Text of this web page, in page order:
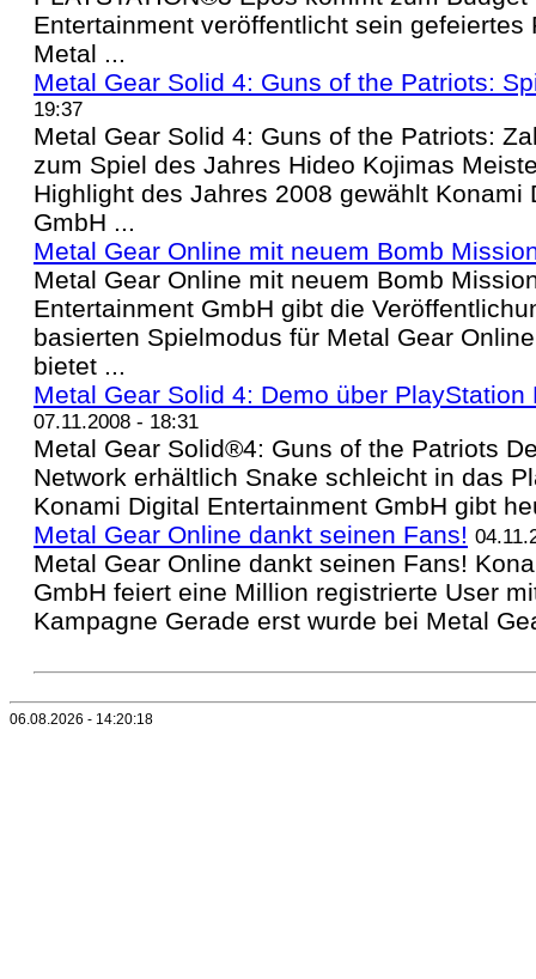
Entertainment veröffentlicht sein gefeiertes
Metal ...
Metal Gear Solid 4: Guns of the Patriots:
19:37
Metal Gear Solid 4: Guns of the Patriots:
zum Spiel des Jahres Hideo Kojimas
Highlight des Jahres 2008 gewählt Konami
GmbH ...
Metal Gear Online mit neuem Bomb
Metal Gear Online mit neuem Bomb
Entertainment GmbH gibt die
basierten Spielmodus für Metal Gear
bietet ...
Metal Gear Solid 4: Demo über PlayStation
07.11.2008 - 18:31
Metal Gear Solid®4: Guns of the Patriots
Network erhältlich Snake schleicht in das
Konami Digital Entertainment GmbH gibt
Metal Gear Online dankt seinen Fans!
Metal Gear Online dankt seinen Fans!
GmbH feiert eine Million registrierte User
Kampagne Gerade erst wurde bei Metal
06.08.2026 - 14:20:18